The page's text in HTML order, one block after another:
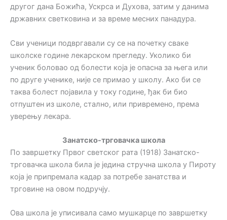
другог дана Божића, Ускрса и Духова, затим у данима
државних светковина и за време месних панадура.
Сви ученици подвргавали су се на почетку сваке
школске године лекарском прегледу. Уколико би
ученик боловао од болести која је опасна за њега или
по друге ученике, није се примао у школу. Ако би се
таква болест појавила у току године, ђак би био
отпуштен из школе, стално, или привремено, према
уверењу лекара.
Занатско-трговачка школа
По завршетку Првог светског рата (1918) Занатско-
трговачка школа била је једина стручна школа у Пироту
која је припремала кадар за потребе занатства и
трговине на овом подручју.
Ова школа је уписивала само мушкарце по завршетку